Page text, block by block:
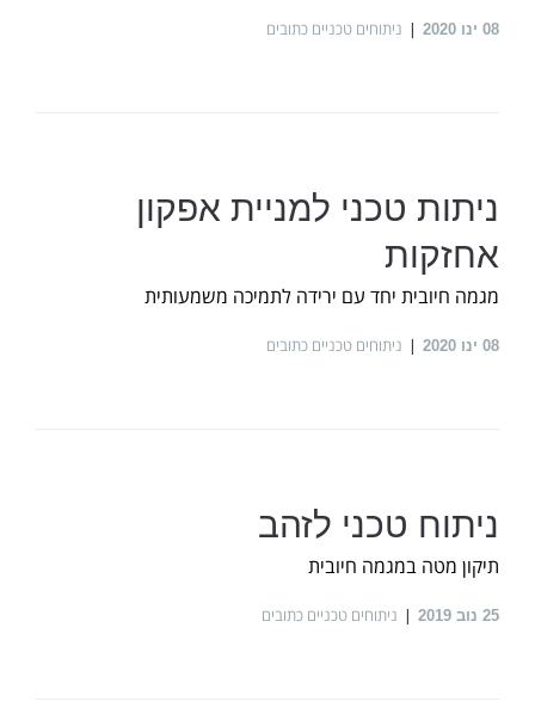
08 ינו 2020 ניתוחים טכניים כתובים
ניתות טכני למניית אפקון
אחזקות
מגמה חיובית יחד עם ירידה לתמיכה משמעותית
08 ינו 2020 ניתוחים טכניים כתובים
ניתוח טכני לזהב
תיקון מטה במגמה חיובית
25 נוב 2019 ניתוחים טכניים כתובים